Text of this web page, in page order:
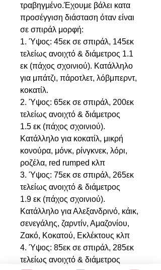
τραβηγμένο.Έχουμε βάλει κατα
προσέγγιση διάσταση όταν είναι
σε σπιράλ μορφή:
1. Ύψος: 45εκ σε σπιράλ, 145εκ
τελείως ανοιχτό & διάμετρος 1.1
εκ (πάχος σχοινιού). Κατάλληλο
για μπάτζι, πάροτλετ, λόβμπερντ,
κοκατίλ.
2. Ύψος: 65εκ σε σπιράλ, 200εκ
τελείως ανοιχτό & διάμετρος
1.5 εκ (πάχος σχοινιού).
Κατάλληλο για κοκατίλ, μικρή
κονούρα, μόνκ, ρίνγκνεκ, λόρι,
ροζέλα, red rumped κλπ
3. Ύψος: 75εκ σε σπιράλ, 265εκ
τελείως ανοιχτό & διάμετρος
1.9 εκ (πάχος σχοινιού).
Κατάλληλο για Αλεξανδρινό, κάικ,
σενεγάλης, ζαρντίν, Αμαζονίου,
Ζακό, Κοκατού, Εκλέκτους κλπ
4. Ύψος: 85εκ σε σπιράλ, 285εκ
τελείως ανοιχτό & διάμετρος